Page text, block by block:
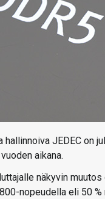
hallinnoiva JEDEC on
aikana.
näkyvin
nopeudella eli 50